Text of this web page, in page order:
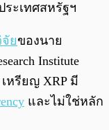
ะเทศสหรัฐฯ
ยของนาย
Institute
หรียญ XRP มี
และไม่ใช่หลัก